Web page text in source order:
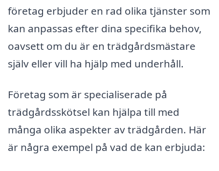
företag erbjuder en rad olika tjänster som
kan anpassas efter dina specifika behov,
oavsett om du är en trädgårdsmästare
själv eller vill ha hjälp med underhåll.
Företag som är specialiserade på
trädgårdsskötsel kan hjälpa till med
många olika aspekter av trädgården. Här
är några exempel på vad de kan erbjuda: